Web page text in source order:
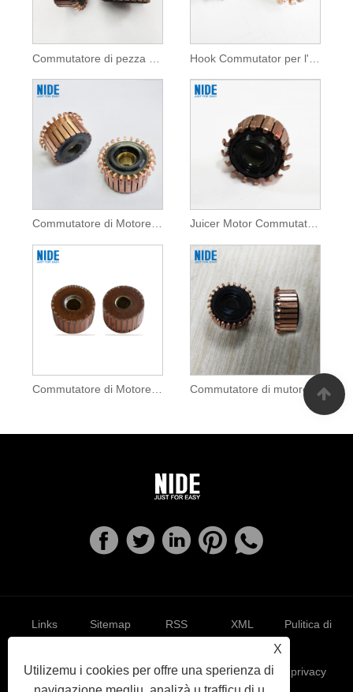
Commutatore di Motore DC Per Apparecchi Domestici Juicer Motor Commutator Per l'Apparecchi Domestici
Commutatore di mutore di l'aspiratore
X
Utilizemu i cookies per offre una sperienza di
Links Sitemap RSS XML Pulitica di
privacy